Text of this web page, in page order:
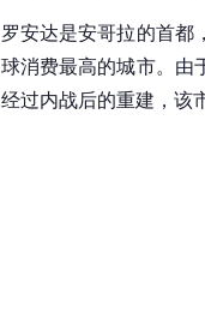
罗安达是安哥拉的首都
球消费最高的城市。由
经过内战后的重建，该